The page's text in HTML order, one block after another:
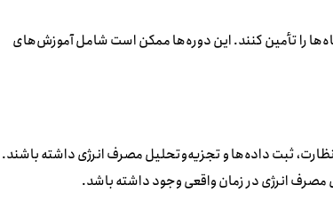
را تأمین کنند. این دوره‌ها ممکن است شامل آموزش‌های
ثبت داده‌ها و تجزیه‌وتحلیل مصرف انرژی داشته باشند.
انرژی در زمان واقعی وجود داشته باشد.